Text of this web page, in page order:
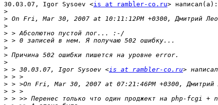
30.03.07, Igor Sysoev <is at rambler-co.ru> написал(а):
>
>
>
>
>
>
>
>
> > 30.03.07, Igor Sysoev <is at rambler-co.ru
>
>
>
>